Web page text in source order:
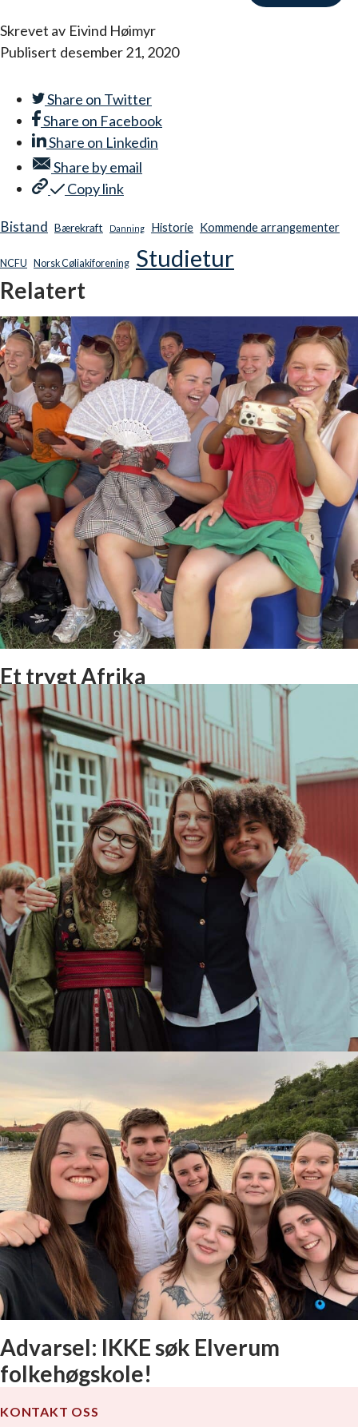
Skrevet av Eivind Høimyr
Publisert desember 21, 2020
Share on Twitter
Share on Facebook
Share on Linkedin
Share byemail
Copy link
Bistand Bærekraft Danning Historie Kommende arrangementer
NCFU Norsk Cøliakiforening Studietur
Relatert
Et trygt Afrika
Det er slutt 💔
Advarsel: IKKE søk Elverum
folkehøgskole!
KONTAKT OSS